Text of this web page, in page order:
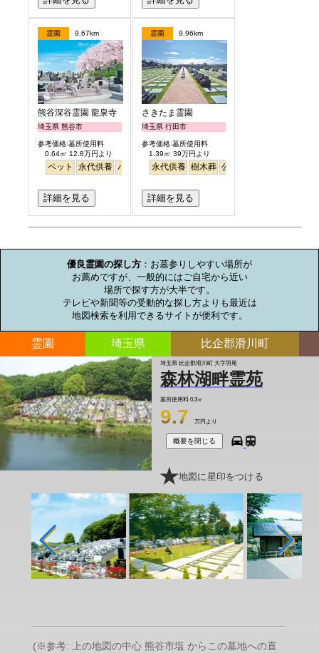
霊園 9.67km
熊谷深谷霊園 龍泉寺
埼玉県 熊谷市
参考価格:墓所使用料
0.64㎡ 12.8万円より
ペット 永代供養 バリアフリー 樹木葬
詳細を見る
霊園 9.96km
さきたま霊園
埼玉県 行田市
参考価格:墓所使用料
1.39㎡ 39万円より
永代供養 樹木葬 公園墓地
詳細を見る
優良霊園の探し方 ：お墓参りしやすい場所が
お薦めですが、一般的にはご自宅から近い
場所で探す方が大半です。
テレビや新聞等の受動的な探し方よりも最近は
地図検索を利用できるサイトが便利です。
霊園 埼玉県 比企郡滑川町
埼玉県 比企郡滑川町 大字羽尾
森林湖畔霊苑
墓所使用料 0.3㎡
9.7 万円より
概要を閉じる
地図に星印をつける
(※参考: 上の地図の中心 熊谷市塩 からこの墓地への直